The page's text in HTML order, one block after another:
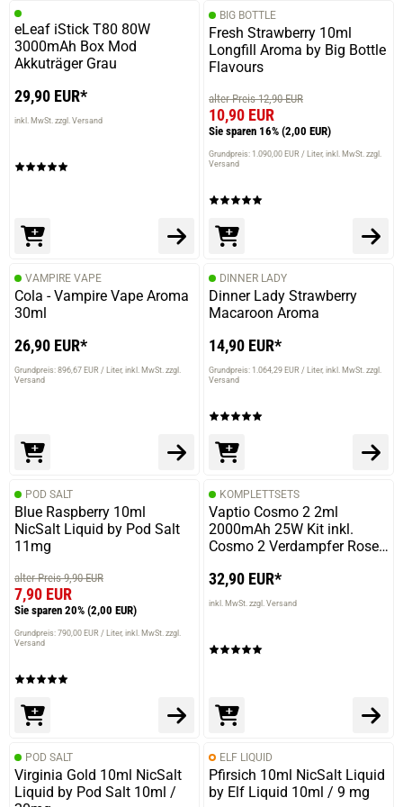
29.04.2024 — via
Trustedshops.de
Die Bewertung erfolgte ohne Abgabe eines Kommentars
Trustedshops.de
verifizierter Onlinekauf.
Diese halten sehr lange, und die Geschmacksenrwicklung
Trustedshops.de
verifizierter Onlinekauf.
06.10.2023 — via
Trustedshops.de
Ali Yilmaz O.
verifizierter Onlinekauf.
Hammer cool
Trustedshops.de
verifizierter Onlinekauf.
Die Bewertung erfolgte ohne Abgabe eines Kommentars
eLeaf iStick T80 80W
3000mAh Box Mod
Akkuträger Grau
29,90 EUR*
inkl. MwSt. zzgl. Versand
BIG BOTTLE
Fresh Strawberry 10ml
Longfill Aroma by Big Bottle
Flavours
alter Preis 12,90 EUR
10,90 EUR
Sie sparen 16% (2,00 EUR)
Grundpreis: 1.090,00 EUR / Liter inkl. MwSt. zzgl.
Versand
VAMPIRE VAPE
Cola - Vampire Vape Aroma
30ml
26,90 EUR*
Grundpreis: 896,67 EUR / Liter inkl. MwSt. zzgl.
Versand
DINNER LADY
Dinner Lady Strawberry
Macaroon Aroma
14,90 EUR*
Grundpreis: 1.064,29 EUR / Liter inkl. MwSt. zzgl.
Versand
POD SALT
Blue Raspberry 10ml
NicSalt Liquid by Pod Salt
11mg
alter Preis 9,90 EUR
7,90 EUR
Sie sparen 20% (2,00 EUR)
Grundpreis: 790,00 EUR / Liter inkl. MwSt. zzgl.
Versand
KOMPLETTSETS
Vaptio Cosmo 2 2ml
2000mAh 25W Kit inkl.
Cosmo 2 Verdampfer Rose
32,90 EUR*
inkl. MwSt. zzgl. Versand
POD SALT
Virginia Gold 10ml NicSalt
Liquid by Pod Salt 10ml /
ELF LIQUID
Pfirsich 10ml NicSalt Liquid
by Elf Liquid 10ml / 9 mg